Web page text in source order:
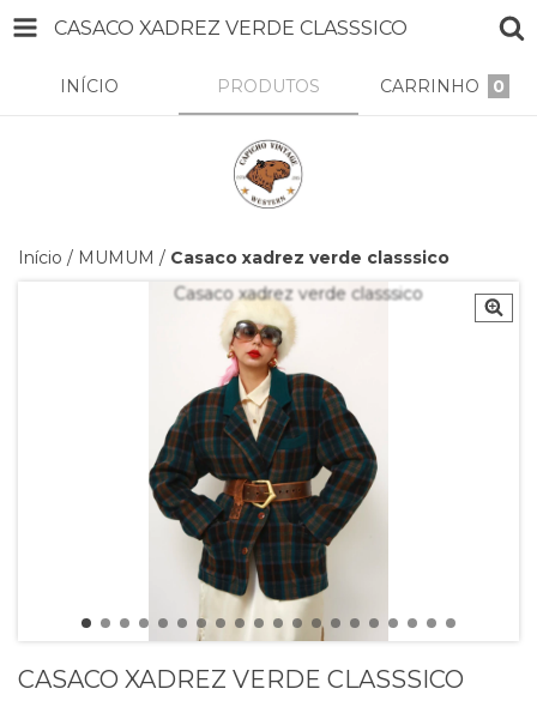
CASACO XADREZ VERDE CLASSSICO
INÍCIO PRODUTOS CARRINHO 0
Início / MUMUM / Casaco xadrez verde classsico
CASACO XADREZ VERDE CLASSSICO